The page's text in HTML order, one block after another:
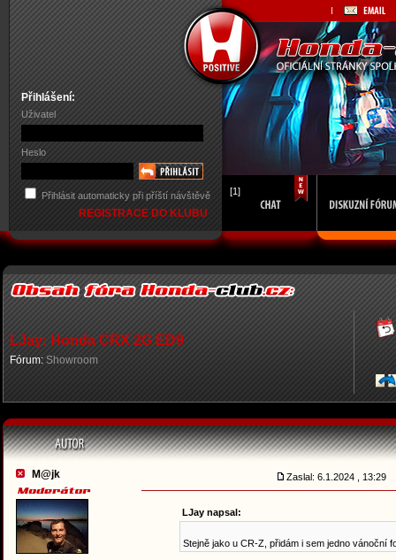
Přihlášení:
Uživatel
Heslo
Přihlásit automaticky při příští návštěvě
REGISTRACE DO KLUBU
[1]
LJay: Honda CRX 2G ED9
Fórum: Showroom
M@jk Zaslal: 6.1.2024 , 13:29
LJay napsal:
Stejně jako u CR-Z, přidám i sem jedno vánoční